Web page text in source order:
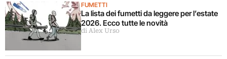
FUMETTI
La lista dei fumetti da leggere per l’estate
2026. Ecco tutte le novità
di Alex Urso